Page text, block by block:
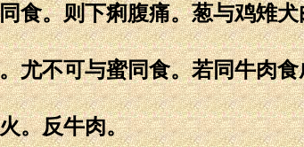
食。则下痢腹痛。葱与鸡雉
尤不可与蜜同食。若同牛肉
。反牛肉。